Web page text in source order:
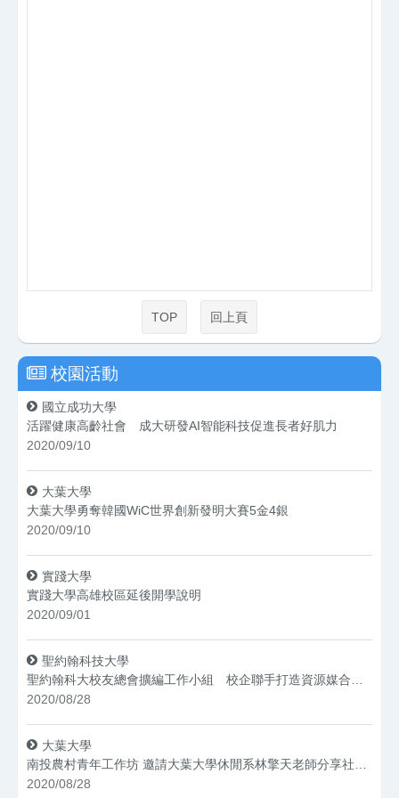
TOP 回上頁
校園活動
國立成功大學
活躍健康高齡社會 成大研發AI智能科技促進長者好肌力
2020/09/10
大葉大學
大葉大學勇奪韓國WiC世界創新發明大賽5金4銀
2020/09/10
實踐大學
實踐大學高雄校區延後開學說明
2020/09/01
聖約翰科技大學
2020/08/28
大葉大學
2020/08/28